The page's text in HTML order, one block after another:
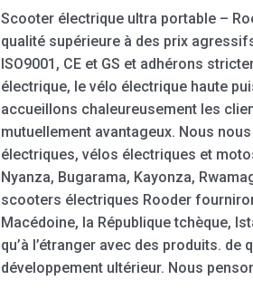
Scooter électrique ultra portable –
qualité supérieure à des prix
ISO9001, CE et GS et adhérons
électrique, le vélo électrique haute
accueillons chaleureusement les
mutuellement avantageux. Nous
électriques, vélos électriques et
Nyanza, Bugarama, Kayonza,
scooters électriques Rooder
Macédoine, la République tchèque,
qu’à l’étranger avec des produits.
développement ultérieur. Nous